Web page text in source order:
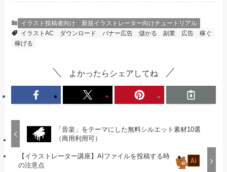
イラスト投稿者向け
新規イラストレーター向けチュートリアル
イラストAC
ダウンロード バナー広告 儲かる 副業 広告
稼ぐ
稼げる
よかったらシェアしてね
「音楽」をテーマにした無料シルエット素材10選
（商用利用可）
【イラストレーター講座】AIファイルを投稿する時
の注意点